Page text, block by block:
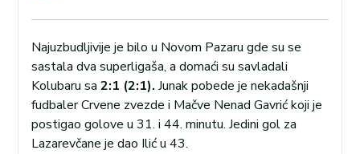
Najuzbudljivije je bilo u Novom Pazaru gde su se
sastala dva superligaša, a domaći su savladali
Kolubaru sa 2:1 (2:1). Junak pobede je nekadašnji
fudbaler Crvene zvezde i Mačve Nenad Gavrić koji je
postigao golove u 31. i 44. minutu. Jedini gol za
Lazarevčane je dao Ilić u 43.